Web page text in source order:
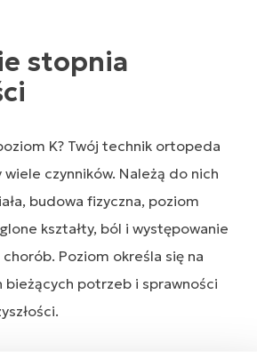
stopnia
K? Twój technik ortopeda
wiele czynników. Należą do nich
budowa fizyczna, poziom
kształty, ból i występowanie
Poziom określa się na
bieżących potrzeb i sprawności